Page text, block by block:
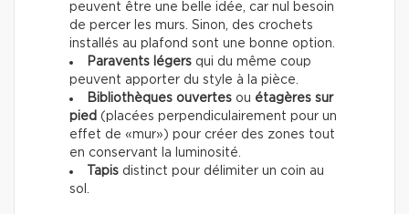
peuvent être une belle idée, car nul besoin
de percer les murs. Sinon, des crochets
installés au plafond sont une bonne option.
Paravents légers qui du même coup
peuvent apporter du style à la pièce.
Bibliothèques ouvertes ou étagères sur
pied (placées perpendiculairement pour un
effet de «mur») pour créer des zones tout
en conservant la luminosité.
Tapis distinct pour délimiter un coin au
sol.